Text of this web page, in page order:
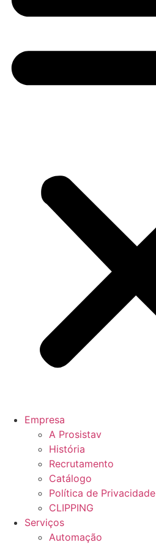
Empresa
A Prosistav
História
Recrutamento
Catálogo
Política de Privacidade
CLIPPING
Serviços
Automação